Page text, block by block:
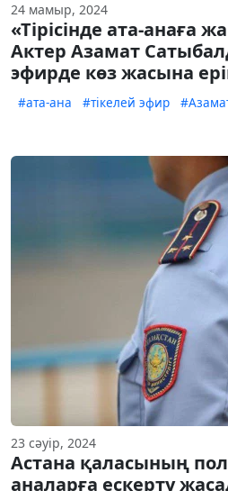
24 мамыр, 2024
«Тірісінде ата-анаға
Актер Азамат
эфирде көз жасына
#ата-ана #тікелей эфир
23 сәуір, 2024
Астана қаласының
аналарға ескерту